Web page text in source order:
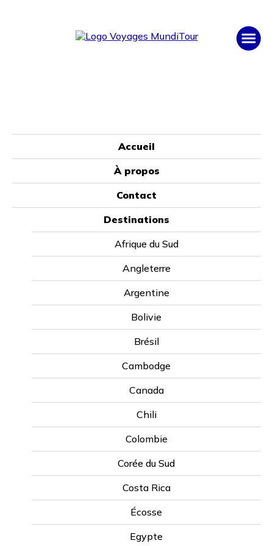
Accueil
À propos
Contact
Destinations
Afrique du Sud
Angleterre
Argentine
Bolivie
Brésil
Cambodge
Canada
Chili
Colombie
Corée du Sud
Costa Rica
Écosse
Egypte
Espagnol à
Manta
1099 $
Programme offert d'une
semaine et plus. Les
programmes débutent
chaque weekend et sont